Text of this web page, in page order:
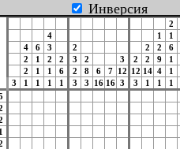
Инверсия
2
4
1 1
4
6 3 2 2 2 6
2
1 2 2 3 2 3 2 2 9 1
2
1 1 6 2 8 6 7 12 12 14 4 1
3
1 1 1 1 3 3 16 16 3 3 1 1 1
1